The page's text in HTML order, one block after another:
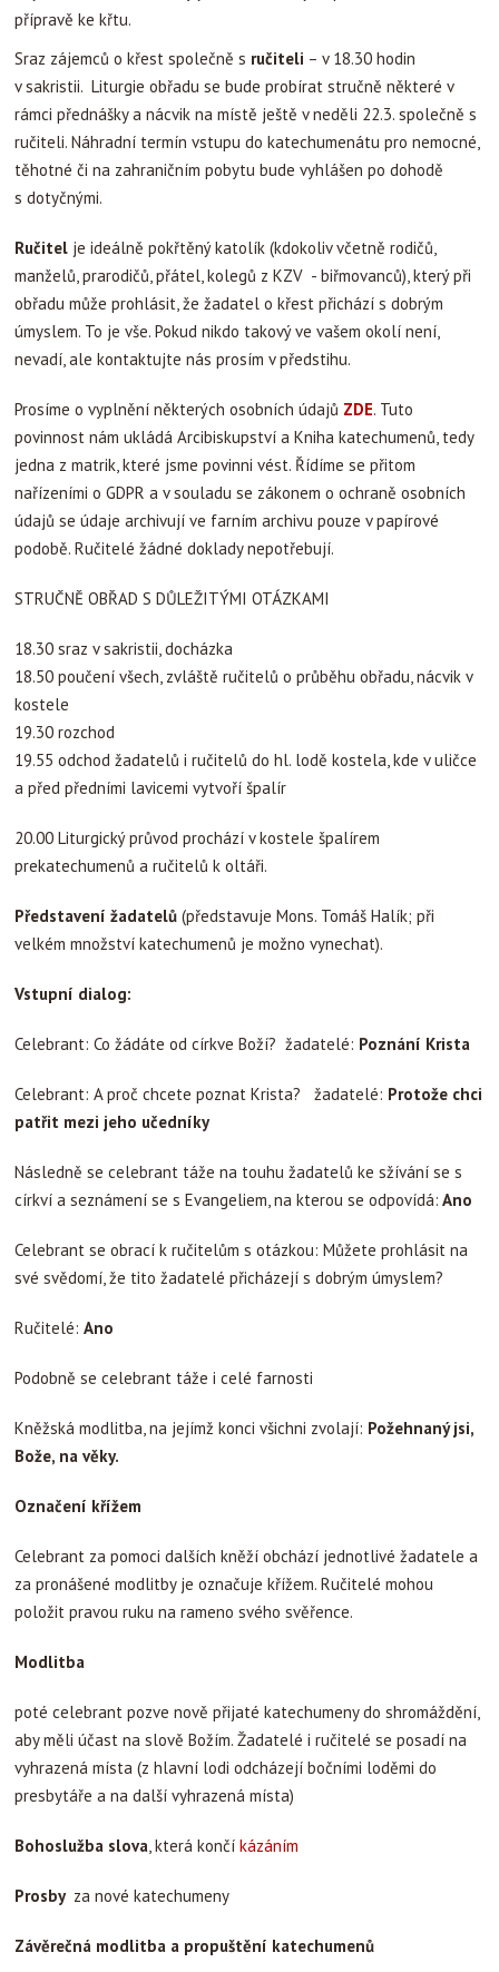
přípravě ke křtu.
Sraz zájemců o křest společně s ručiteli – v 18.30 hodin
v sakristii. Liturgie obřadu se bude probírat stručně některé v
rámci přednášky a nácvik na místě ještě v neděli 22.3. společně s
ručiteli. Náhradní termín vstupu do katechumenátu pro nemocné,
těhotné či na zahraničním pobytu bude vyhlášen po dohodě
s dotyčnými.
Ručitel je ideálně pokřtěný katolík (kdokoliv včetně rodičů,
manželů, prarodičů, přátel, kolegů z KZV - biřmovanců), který při
obřadu může prohlásit, že žadatel o křest přichází s dobrým
úmyslem. To je vše. Pokud nikdo takový ve vašem okolí není,
nevadí, ale kontaktujte nás prosím v předstihu.
Prosíme o vyplnění některých osobních údajů ZDE. Tuto
povinnost nám ukládá Arcibiskupství a Kniha katechumenů, tedy
jedna z matrik, které jsme povinni vést. Řídíme se přitom
nařízeními o GDPR a v souladu se zákonem o ochraně osobních
údajů se údaje archivují ve farním archivu pouze v papírové
podobě. Ručitelé žádné doklady nepotřebují.
STRUČNĚ OBŘAD S DŮLEŽITÝMI OTÁZKAMI
18.30 sraz v sakristii, docházka
18.50 poučení všech, zvláště ručitelů o průběhu obřadu, nácvik v
kostele
19.30 rozchod
19.55 odchod žadatelů i ručitelů do hl. lodě kostela, kde v uličce
a před předními lavicemi vytvoří špalír
20.00 Liturgický průvod prochází v kostele špalírem
prekatechumenů a ručitelů k oltáři.
Představení žadatelů (představuje Mons. Tomáš Halík; při
velkém množství katechumenů je možno vynechat).
Vstupní dialog:
Celebrant: Co žádáte od církve Boží? žadatelé: Poznání Krista
Celebrant: A proč chcete poznat Krista? žadatelé: Protože chci
patřit mezi jeho učedníky
Následně se celebrant táže na touhu žadatelů ke sžívání se s
církví a seznámení se s Evangeliem, na kterou se odpovídá: Ano
Celebrant se obrací k ručitelům s otázkou: Můžete prohlásit na
své svědomí, že tito žadatelé přicházejí s dobrým úmyslem?
Ručitelé: Ano
Podobně se celebrant táže i celé farnosti
Kněžská modlitba, na jejímž konci všichni zvolají: Požehnaný jsi,
Bože, na věky.
Označení křížem
Celebrant za pomoci dalších kněží obchází jednotlivé žadatele a
za pronášené modlitby je označuje křížem. Ručitelé mohou
položit pravou ruku na rameno svého svěřence.
Modlitba
poté celebrant pozve nově přijaté katechumeny do shromáždění,
aby měli účast na slově Božím. Žadatelé i ručitelé se posadí na
vyhrazená místa (z hlavní lodi odcházejí bočními loděmi do
presbytáře a na další vyhrazená místa)
Bohoslužba slova, která končí kázáním
Prosby za nové katechumeny
Závěrečná modlitba a propuštění katechumenů